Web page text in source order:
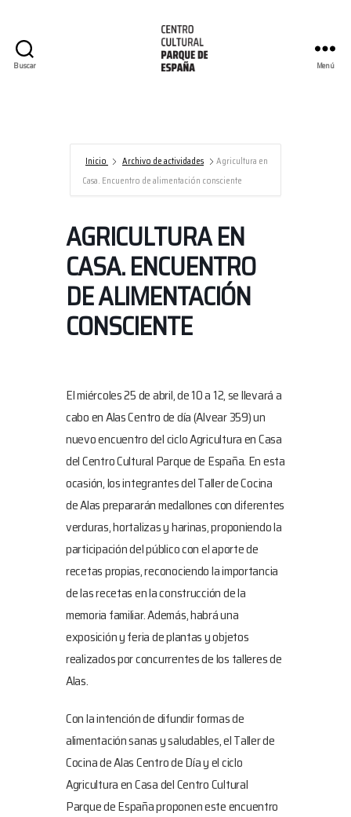
Buscar
España/AECID
Menú
Inicio Archivo de actividades
Agricultura en
Casa. Encuentro de alimentación consciente
AGRICULTURA EN
CASA. ENCUENTRO
DE ALIMENTACIÓN
CONSCIENTE
El miércoles 25 de abril, de 10 a 12, se llevará a
cabo en Alas Centro de día (Alvear 359) un
nuevo encuentro del ciclo Agricultura en Casa
del Centro Cultural Parque de España. En esta
ocasión, los integrantes del Taller de Cocina
de Alas prepararán medallones con diferentes
verduras, hortalizas y harinas, proponiendo la
participación del público con el aporte de
recetas propias, reconociendo la importancia
de las recetas en la construcción de la
memoria familiar. Además, habrá una
exposición y feria de plantas y objetos
realizados por concurrentes de los talleres de
Alas.
Con la intención de difundir formas de
alimentación sanas y saludables, el Taller de
Cocina de Alas Centro de Día y el ciclo
Agricultura en Casa del Centro Cultural
Parque de España proponen este encuentro